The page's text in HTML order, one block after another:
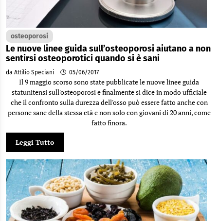
osteoporosi
Le nuove linee guida sull’osteoporosi aiutano a non
sentirsi osteoporotici quando si è sani
da Attilio Speciani 05/06/2017
Il 9 maggio scorso sono state pubblicate le nuove linee guida
statunitensi sull'osteoporosi e finalmente si dice in modo ufficiale
che il confronto sulla durezza dell'osso può essere fatto anche con
persone sane della stessa età e non solo con giovani di 20 anni, come
fatto finora.
Leggi Tutto